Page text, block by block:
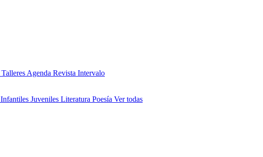
Talleres Agenda Revista Intervalo
Infantiles Juveniles Literatura Poesía Ver todas